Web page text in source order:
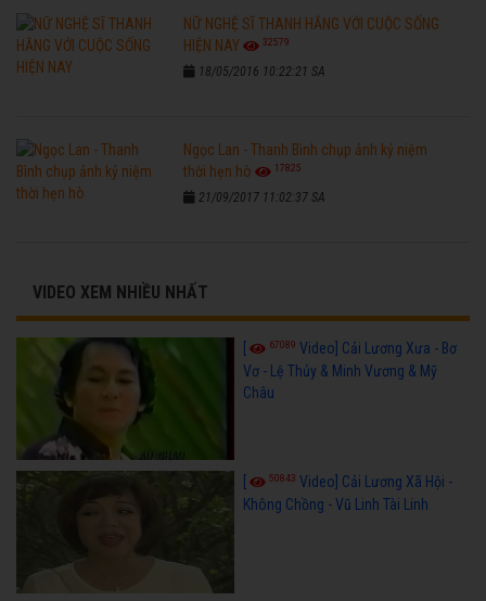
NỮ NGHỆ SĨ THANH HẰNG VỚI CUỘC SỐNG
HIỆN NAY
32579
18/05/2016 10:22:21 SA
Ngọc Lan - Thanh Bình chụp ảnh kỷ niệm
thời hẹn hò
17825
21/09/2017 11:02:37 SA
VIDEO XEM NHIỀU NHẤT
67089 Video] Cải Lương Xưa - Bơ
Vơ - Lệ Thủy & Minh Vương & Mỹ
Châu
50843 Video] Cải Lương Xã Hội -
Không Chồng - Vũ Linh Tài Linh